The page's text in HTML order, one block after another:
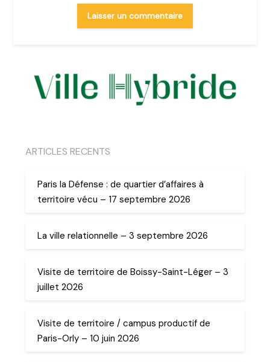
ARTICLES RECENTS
Paris la Défense : de quartier d’affaires à
territoire vécu – 17 septembre 2026
La ville relationnelle – 3 septembre 2026
Visite de territoire de Boissy-Saint-Léger – 3
juillet 2026
Visite de territoire / campus productif de
Paris-Orly – 10 juin 2026